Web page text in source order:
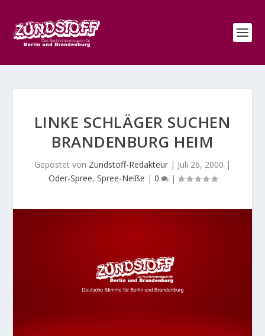
LINKE SCHLÄGER SUCHEN
BRANDENBURG HEIM
Gepostet von Zündstoff-Redakteur | Juli 26, 2000 |
Oder-Spree, Spree-Neiße | 0 |